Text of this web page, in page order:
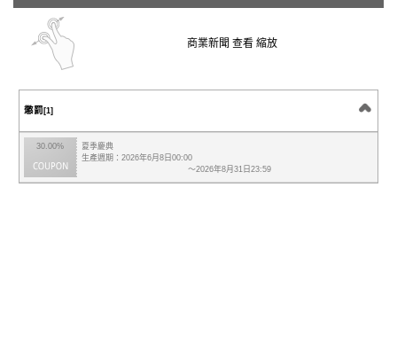
商業新聞 查看 縮放
懲罰 [1]
30.00%
夏季慶典
生產週期：2026年6月8日00:00
～2026年8月31日23:59